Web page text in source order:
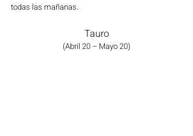
todas las mañanas.
Tauro
(Abril 20 – Mayo 20)